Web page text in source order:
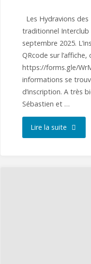
Les Hydravions
traditionnel Interclub
septembre 2025.
QRcode sur
https://forms.gle/
informations se
d’inscription. A très
Sébastien et …
Lire la suite